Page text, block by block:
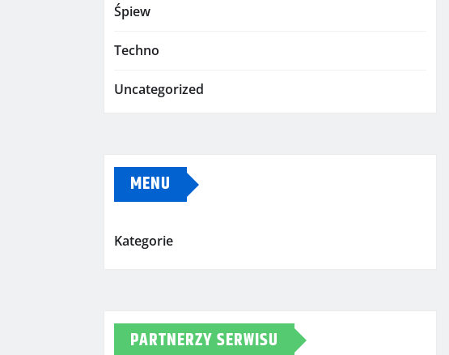
Śpiew
Techno
Uncategorized
MENU
Kategorie
PARTNERZY SERWISU